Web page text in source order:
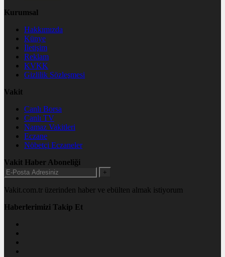
Kurumsal
Hakkımızda
Künye
İletişim
Reklam
KVKK
Gizlilik Sözleşmesi
Vakit
Canlı Borsa
Canlı TV
Namaz Vakitleri
Eczane
Nöbetçi Eczaneler
Vakit Haber Aboneliği
+
Vakit.com.tr üzerinden haber ve ebülten almak istiyorum
Haberlerimizi Takip Et